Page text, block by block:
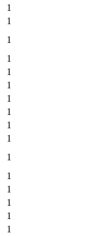
1
1
1
1
1
1
1
1
1
1
1
1
1
1
1
1